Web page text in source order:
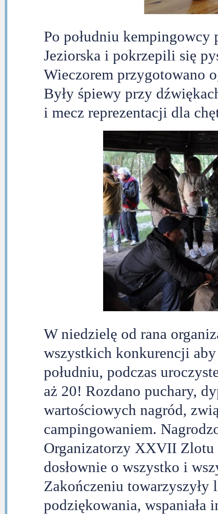
Po południu kempingowcy
Jeziorska i pokrzepili się
Wieczorem przygotowano
Były śpiewy przy
i mecz reprezentacji dla
W niedzielę od rana
wszystkich konkurencji aby
południu, podczas
aż 20! Rozdano puchary,
wartościowych nagród,
campingowaniem.
Organizatorzy XXVII Zlotu
dosłownie o wszystko i
Zakończeniu towarzyszyły
podziękowania, wspaniała